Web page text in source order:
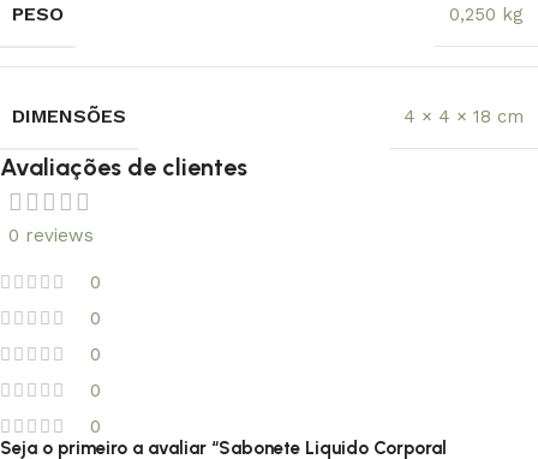
PESO 0,250 kg
DIMENSÕES 4 × 4 × 18 cm
Avaliações de clientes
0 reviews
0
0
0
0
0
Seja o primeiro a avaliar “Sabonete Liquido Corporal